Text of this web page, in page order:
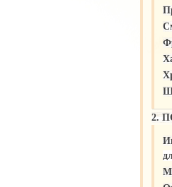
2.